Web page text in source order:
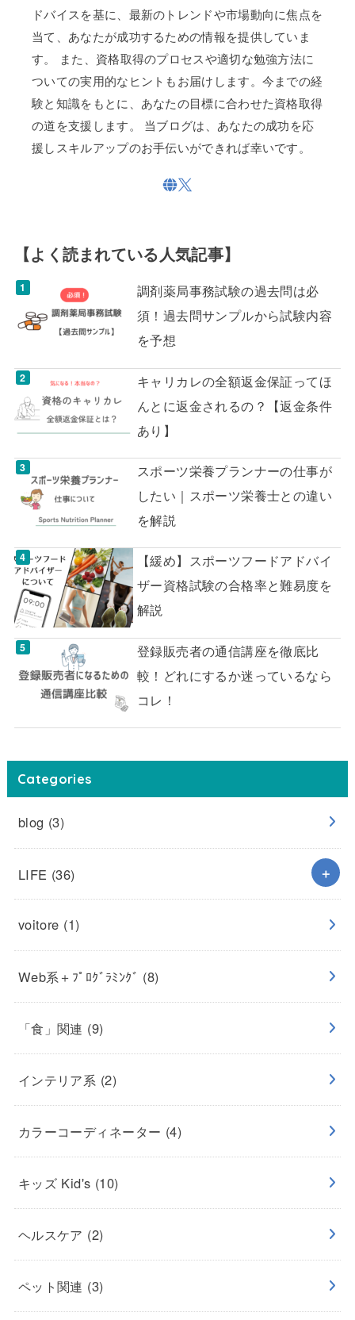
ドバイスを基に、最新のトレンドや市場動向に焦点を
当て、あなたが成功するための情報を提供していま
す。 また、資格取得のプロセスや適切な勉強方法に
ついての実用的なヒントもお届けします。今までの経
験と知識をもとに、あなたの目標に合わせた資格取得
の道を支援します。 当ブログは、あなたの成功を応
援しスキルアップのお手伝いができれば幸いです。
【よく読まれている人気記事】
調剤薬局事務試験の過去問は必
須！過去問サンプルから試験内容
を予想
キャリカレの全額返金保証ってほ
んとに返金されるの？【返金条件
あり】
スポーツ栄養プランナーの仕事が
したい｜スポーツ栄養士との違い
を解説
【緩め】スポーツフードアドバイ
ザー資格試験の合格率と難易度を
解説
登録販売者の通信講座を徹底比
較！どれにするか迷っているなら
コレ！
Categories
blog (3)
LIFE (36)
voitore (1)
Web系＋ﾌﾟﾛｸﾞﾗﾐﾝｸﾞ (8)
「食」関連 (9)
インテリア系 (2)
カラーコーディネーター (4)
キッズ Kid's (10)
ヘルスケア (2)
ペット関連 (3)